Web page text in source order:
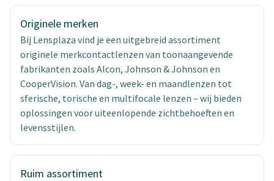
Originele merken
Bij Lensplaza vind je een uitgebreid assortiment
originele merkcontactlenzen van toonaangevende
fabrikanten zoals Alcon, Johnson & Johnson en
CooperVision. Van dag-, week- en maandlenzen tot
sferische, torische en multifocale lenzen – wij bieden
oplossingen voor uiteenlopende zichtbehoeften en
levensstijlen.
Ruim assortiment